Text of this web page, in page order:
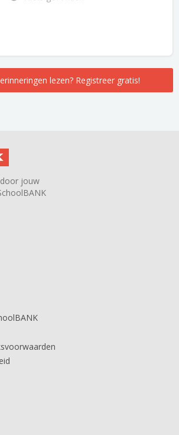
lezen? Registreer gratis!
jouw